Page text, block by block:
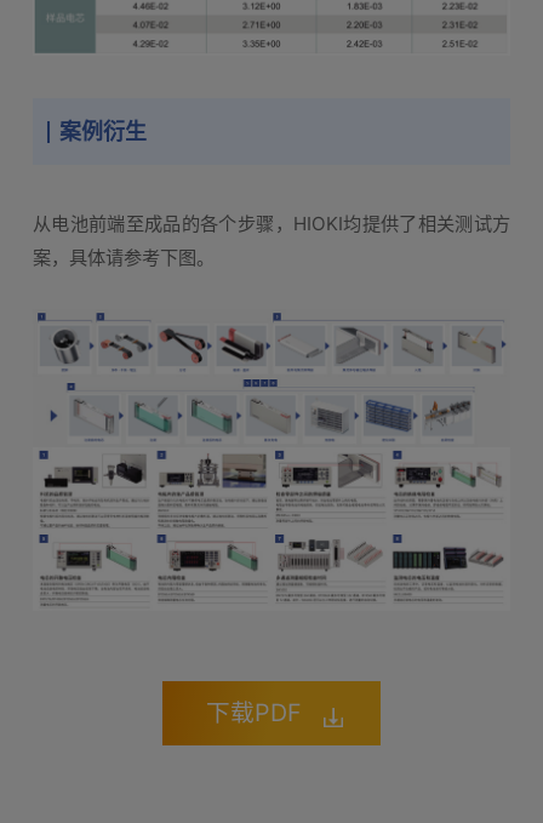
案例衍生
从电池前端至成品的各个步骤，HIOKI均提供了相关测试方
案，具体请参考下图。
下载PDF